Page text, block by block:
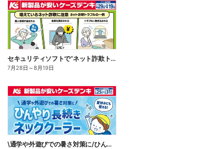
セキュリティソフトで“ネット詐欺トラブル”から守る!
7月28日 ～8月19日
\通学や外遊びでの暑さ対策に/ひんやり長続きネッククーラー